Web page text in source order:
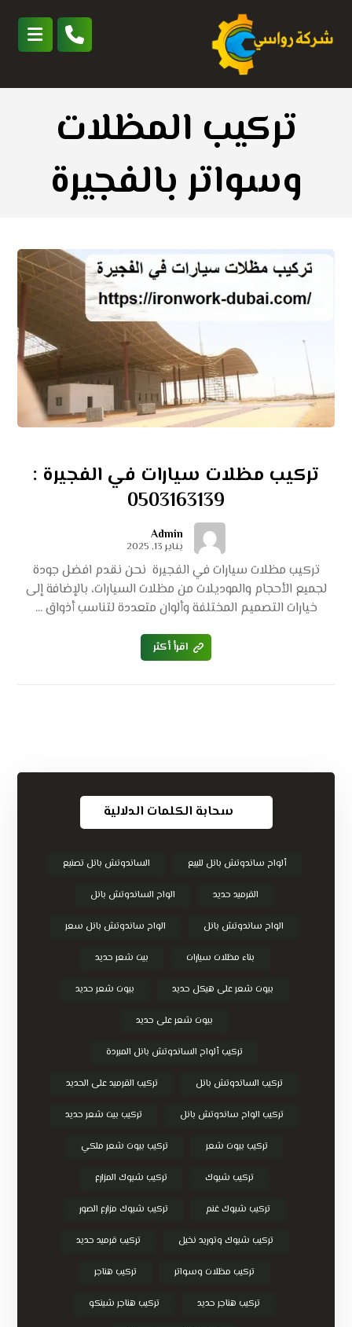
تركيب المظلات
وسواتر بالفجيرة
تركيب مظلات سيارات في الفجيرة :
0503163139
Admin
يناير 13, 2025
تركيب مظلات سيارات في الفجيرة نحن نقدم افضل جودة
لجميع الأحجام والموديلات من مظلات السيارات، بالإضافة إلى
خيارات التصميم المختلفة وألوان متعددة لتناسب أذواق ...
اقرأ أكثر
سحابة الكلمات الدلالية
ألواح ساندوتش بانل للبيع الساندوتش بانل تصنيع
القرميد حديد الواح الساندوتش بانل
الواح ساندوتش بانل الواح ساندوتش بانل سعر
بناء مظلات سيارات بيت شعر حديد
بيوت شعر على هيكل حديد بيوت شعر حديد
بيوت شعر على حديد
تركيب ألواح الساندوتش بانل المبردة
تركيب الساندوتش بانل تركيب القرميد على الحديد
تركيب الواح ساندوتش بانل تركيب بيت شعر حديد
تركيب بيوت شعر تركيب بيوت شعر ملكي
تركيب شبوك تركيب شبوك المزارع
تركيب شبوك غنم تركيب شبوك مزارع الصور
تركيب شبوك وتوريد نخيل تركيب قرميد حديد
تركيب مظلات وسواتر تركيب هناجر
تركيب هناجر حديد تركيب هناجر شينكو